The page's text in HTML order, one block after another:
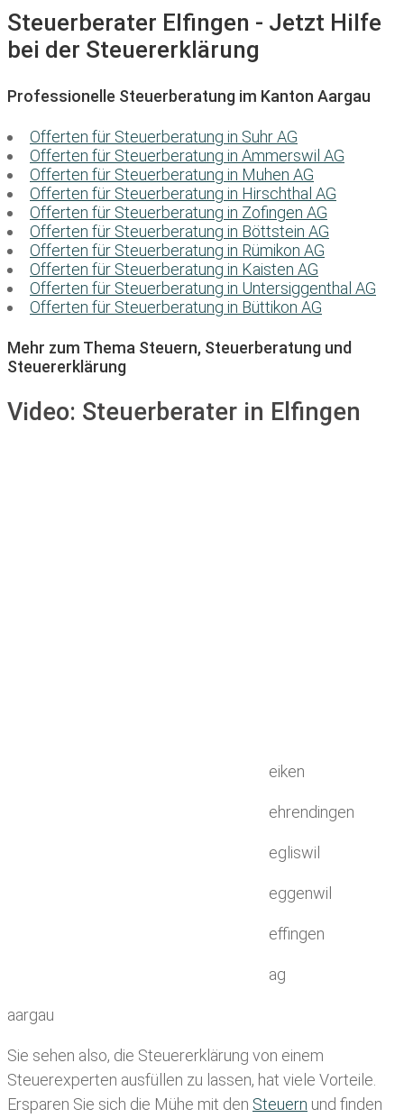
Steuerberater Elfingen - Jetzt Hilfe
bei der Steuererklärung
Professionelle Steuerberatung im Kanton Aargau
Offerten für Steuerberatung in Suhr AG
Offerten für Steuerberatung in Ammerswil AG
Offerten für Steuerberatung in Muhen AG
Offerten für Steuerberatung in Hirschthal AG
Offerten für Steuerberatung in Zofingen AG
Offerten für Steuerberatung in Böttstein AG
Offerten für Steuerberatung in Rümikon AG
Offerten für Steuerberatung in Kaisten AG
Offerten für Steuerberatung in Untersiggenthal AG
Offerten für Steuerberatung in Büttikon AG
Mehr zum Thema Steuern, Steuerberatung und
Steuererklärung
Video: Steuerberater in Elfingen
eiken
ehrendingen
egliswil
eggenwil
effingen
ag
aargau
Sie sehen also, die Steuererklärung von einem
Steuerexperten ausfüllen zu lassen, hat viele Vorteile.
Ersparen Sie sich die Mühe mit den Steuern und finden